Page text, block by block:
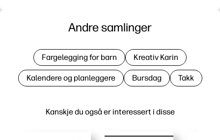
Kanskje du også er interessert i disse
Andre samlinger
Fargelegging for barn Kreativ Karin
Kalendere og planleggere Bursdag Takk